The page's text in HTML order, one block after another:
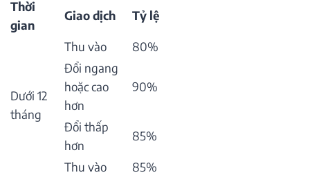
Thời
gian
Giao dịch Tỷ lệ
Dưới 12
tháng
Thu vào
80%
Đổi ngang
hoặc cao
hơn
90%
Đổi thấp
hơn
85%
Thu vào
85%